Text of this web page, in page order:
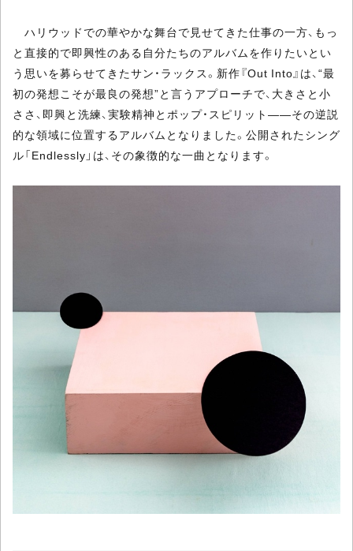
ハリウッドでの華やかな舞台で見せてきた仕事の一方、もっ
と直接的で即興性のある自分たちのアルバムを作りたいとい
う思いを募らせてきたサン・ラックス。新作『Out Into』は、“最
初の発想こそが最良の発想”と言うアプローチで、大きさと小
ささ、即興と洗練、実験精神とポップ・スピリット――その逆説
的な領域に位置するアルバムとなりました。公開されたシング
ル「Endlessly」は、その象徴的な一曲となります。